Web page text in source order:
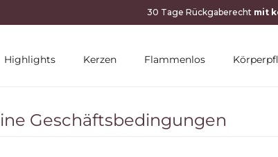
Highlights Kerzen Flammenlos
Geschäftsbedingungen